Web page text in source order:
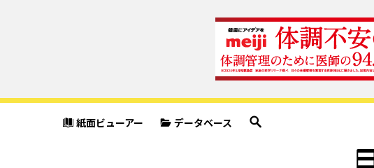
紙面ビューアー データベース